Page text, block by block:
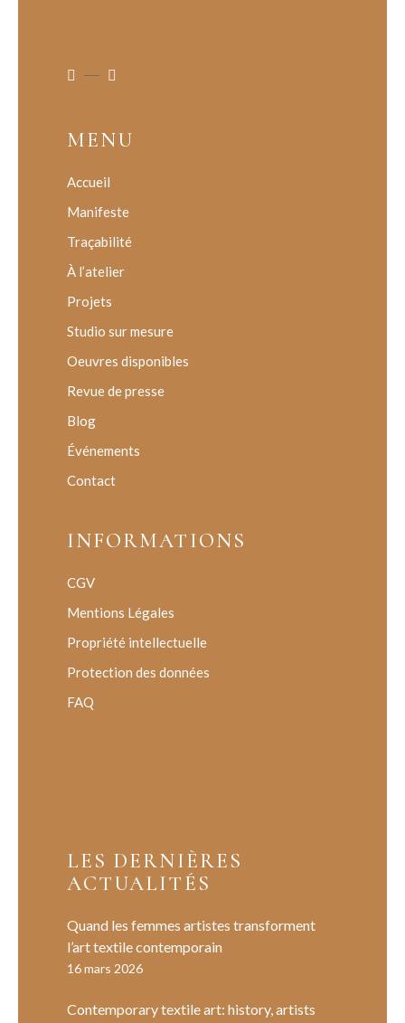
MENU
Accueil
Manifeste
Traçabilité
À l’atelier
Projets
Studio sur mesure
Oeuvres disponibles
Revue de presse
Blog
Événements
Contact
INFORMATIONS
CGV
Mentions Légales
Propriété intellectuelle
Protection des données
FAQ
LES DERNIÈRES
ACTUALITÉS
Quand les femmes artistes transforment
l’art textile contemporain
16 mars 2026
Contemporary textile art: history, artists